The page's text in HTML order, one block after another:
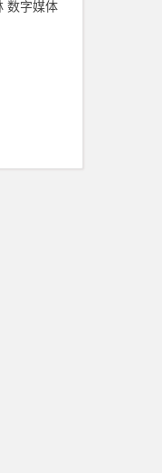
数字媒体